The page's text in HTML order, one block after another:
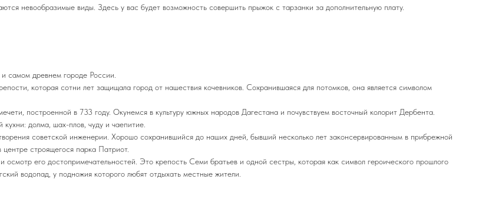
невообразимые виды. Здесь у вас будет возможность совершить прыжок с тарзанки за дополнительную плату.
самом древнем городе России.
которая сотни лет защищала город от нашествия кочевников. Сохранившаяся для потомков, она является символом
построенной в 733 году. Окунемся в культуру южных народов Дагестана и почувствуем восточный колорит Дербента.
долма, шах-плов, чуду и чаепитие.
советской инженерии. Хорошо сохранившийся до наших дней, бывший несколько лет законсервированным в прибрежной
строящегося парка Патриот.
его достопримечательностей. Это крепость Семи братьев и одной сестры, которая как символ героического прошлого
водопад, у подножия которого любят отдыхать местные жители.